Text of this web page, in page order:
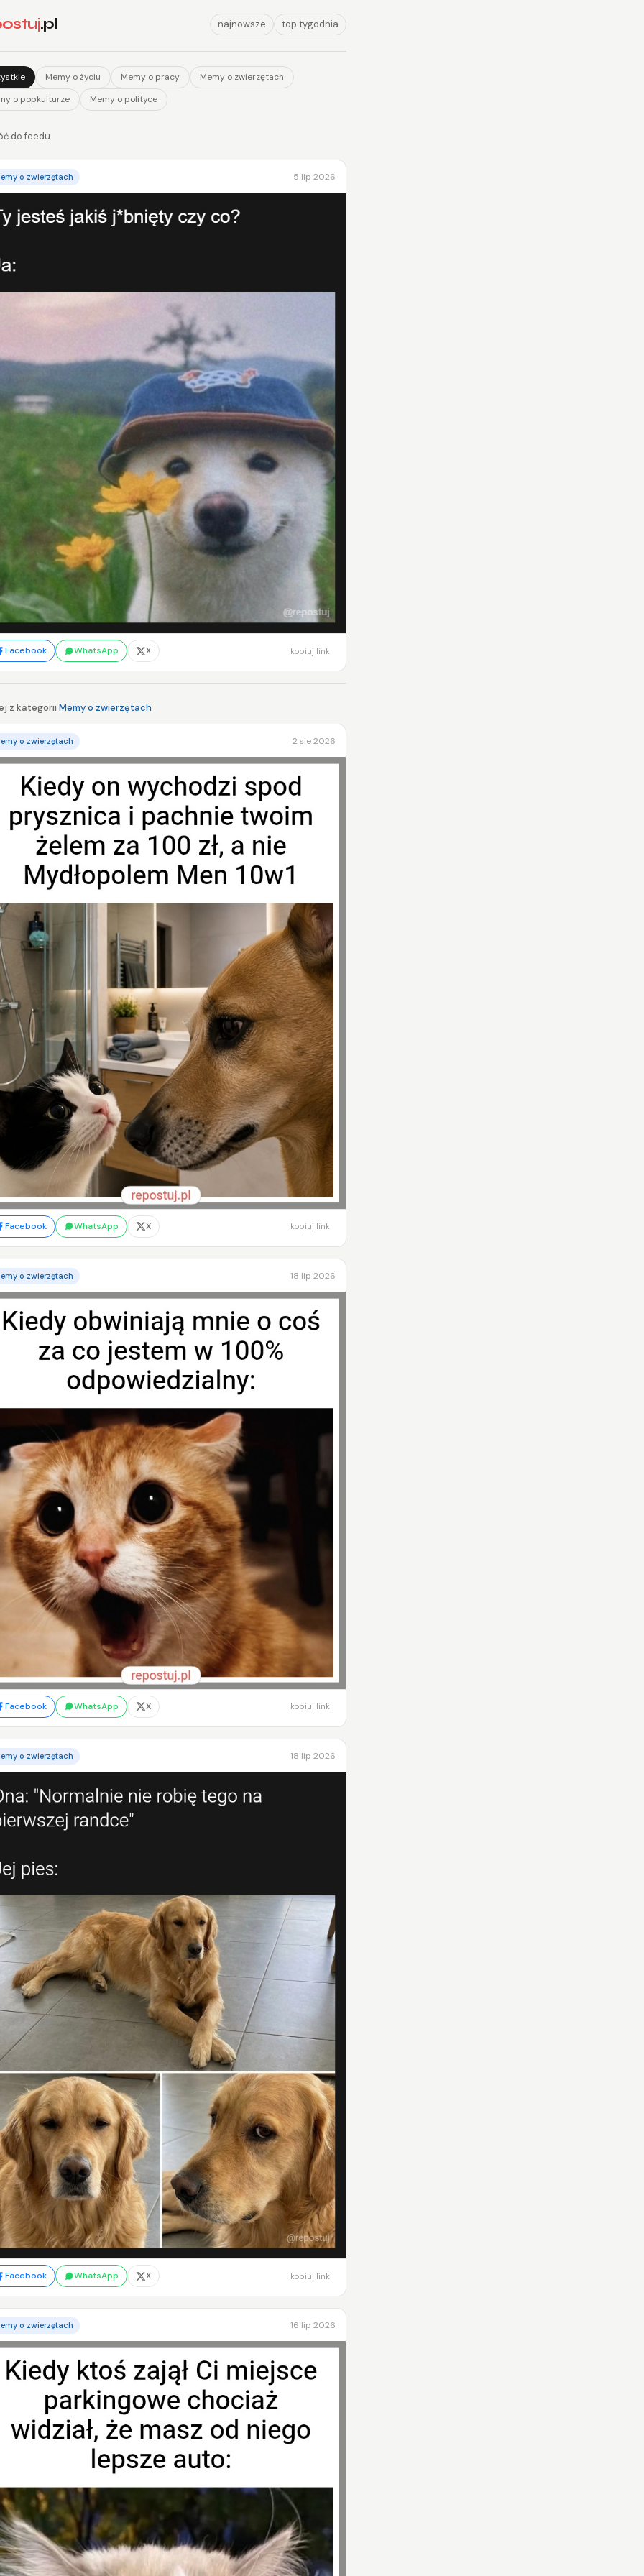
.pl najnowsze top tygodnia
Memy o życiu Memy o pracy
Memy o zwierzętach
o popkulturze
Memy o polityce
do feedu
o zwierzętach 5 lip 2026
Facebook WhatsApp X kopiuj link
z kategorii Memy o zwierzętach
o zwierzętach 2 sie 2026
Facebook WhatsApp X kopiuj link
o zwierzętach 18 lip 2026
Facebook WhatsApp X kopiuj link
o zwierzętach 18 lip 2026
Facebook WhatsApp X kopiuj link
o zwierzętach 16 lip 2026